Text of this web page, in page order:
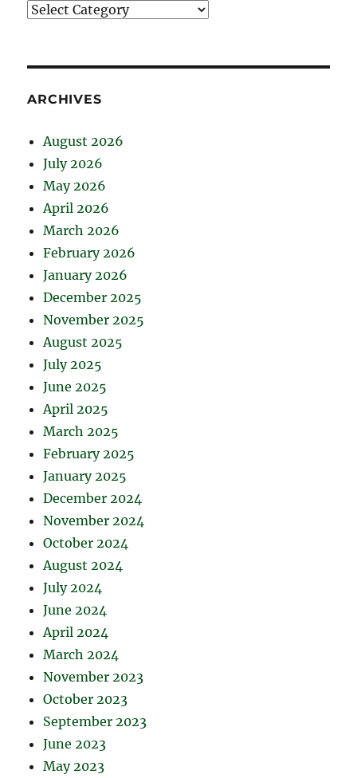
Catégories
ARCHIVES
August 2026
July 2026
May 2026
April 2026
March 2026
February 2026
January 2026
December 2025
November 2025
August 2025
July 2025
June 2025
April 2025
March 2025
February 2025
January 2025
December 2024
November 2024
October 2024
August 2024
July 2024
June 2024
April 2024
March 2024
November 2023
October 2023
September 2023
June 2023
May 2023